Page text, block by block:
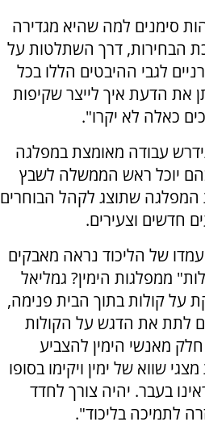
סימנים למה שהיא מגדירה
הבחירות, דרך השתלטות על
לגבי ההיבטים הללו בכל
את הדעת איך לייצר שקיפות
כאלה לא יקרו".
עבודה מאומצת במפלגה
יוכל ראש הממשלה לשבץ
המפלגה שתוצג לקהל הבוחרים
של הליכוד נראה מאבקים
ממפלגות הימין? גמליאל
על קולות בתוך הבית פנימה,
לתת את הדגש על הקולות
מאנשי הימין להצביע
שווא של ימין ויקימו בסופו
בעבר. יהיה צורך לחדד
לתמיכה בליכוד".